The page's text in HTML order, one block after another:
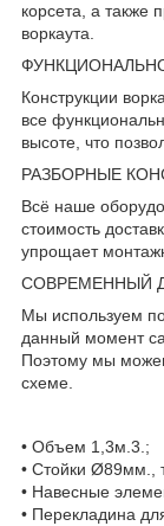
корсета, а также
воркаута.
Конструкции
все
высоте, что
РАЗБОРНЫЕ
Всё наше
стоимость
упрощает
СОВРЕМЕННЫЙ
Мы используем
данный момент
Поэтому мы
схеме.
• Объем 1,3м.3.;
• Стойки Ø89мм.,
• Навесные
• Перекладина